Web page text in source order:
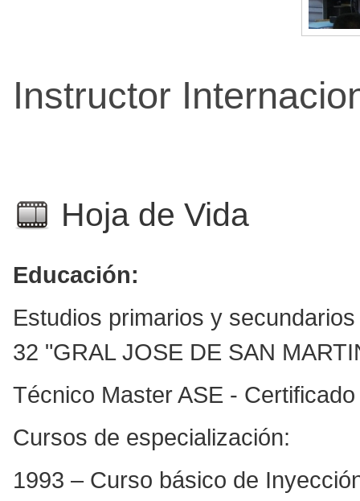
Instructor
Hoja de Vida
Educación:
Estudios primarios y
32 "GRAL JOSE DE SAN
Técnico Master ASE -
Cursos de especialización:
1993 – Curso básico de